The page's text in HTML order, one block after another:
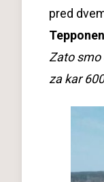
pred
Zato smo
za kar